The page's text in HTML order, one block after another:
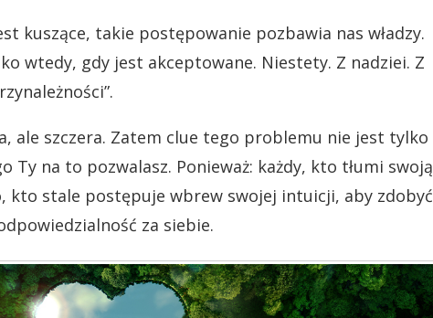
kuszące, takie postępowanie pozbawia nas władzy.
wtedy, gdy jest akceptowane. Niestety. Z nadziei. Z
ale szczera. Zatem clue tego problemu nie jest tylko
Ty na to pozwalasz. Ponieważ: każdy, kto tłumi swoją
kto stale postępuje wbrew swojej intuicji, aby zdobyć
za siebie.